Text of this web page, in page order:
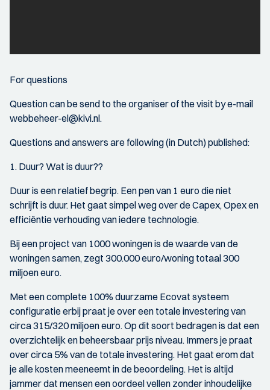
For questions
Question can be send to the organiser of the visit by e-mail
webbeheer-el@kivi.nl.
Questions and answers are following (in Dutch) published:
1. Duur? Wat is duur??
Duur is een relatief begrip. Een pen van 1 euro die niet
schrijft is duur. Het gaat simpel weg over de Capex, Opex en
efficiëntie verhouding van iedere technologie.
Bij een project van 1000 woningen is de waarde van de
woningen samen, zegt 300.000 euro/woning totaal 300
miljoen euro.
Met een complete 100% duurzame Ecovat systeem
configuratie erbij praat je over een totale investering van
circa 315/320 miljoen euro. Op dit soort bedragen is dat een
overzichtelijk en beheersbaar prijs niveau. Immers je praat
over circa 5% van de totale investering. Het gaat erom dat
je alle kosten meeneemt in de beoordeling. Het is altijd
jammer dat mensen een oordeel vellen zonder inhoudelijke